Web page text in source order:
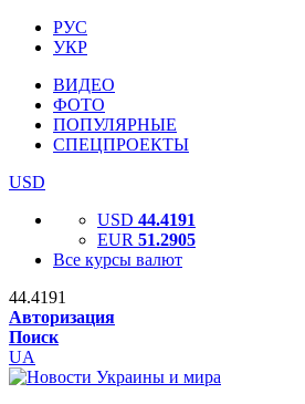
РУС
УКР
ВИДЕО
ФОТО
ПОПУЛЯРНЫЕ
СПЕЦПРОЕКТЫ
USD
USD 44.4191
EUR 51.2905
Все курсы валют
44.4191
Авторизация
Поиск
UA